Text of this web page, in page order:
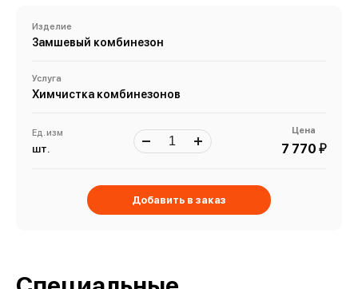
Изделие
Замшевый комбинезон
Услуга
Химчистка комбинезонов
Ед. изм
шт.
Цена
7 770 й
Добавить в заказ